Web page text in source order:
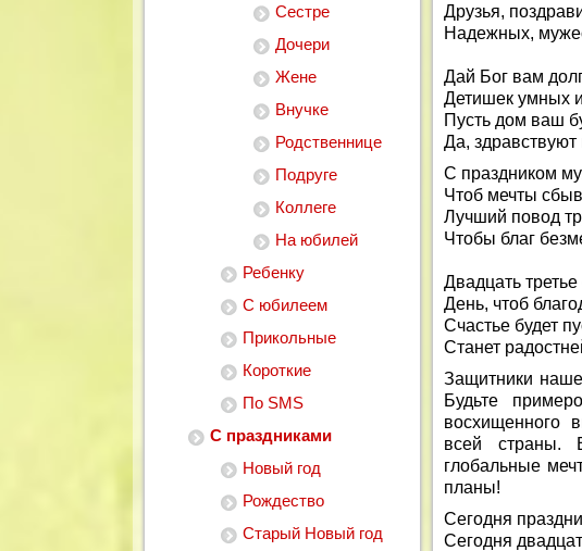
Сестре
Дочери
Жене
Внучке
Родственнице
Подруге
Коллеге
На юбилей
Ребенку
С юбилеем
Прикольные
Короткие
По SMS
С праздниками
Новый год
Рождество
Старый Новый год
Друзья,
Надежных,
Дай Бог вам
Детишек умных
Пусть дом ваш
Да,
С праздником
Чтоб мечты
Лучший повод
Чтобы благ
Двадцать
День, чтоб
Счастье будет
Станет
Защитники
Будьте
восхищенного
всей страны.
глобальные
планы!
Сегодня
Сегодня